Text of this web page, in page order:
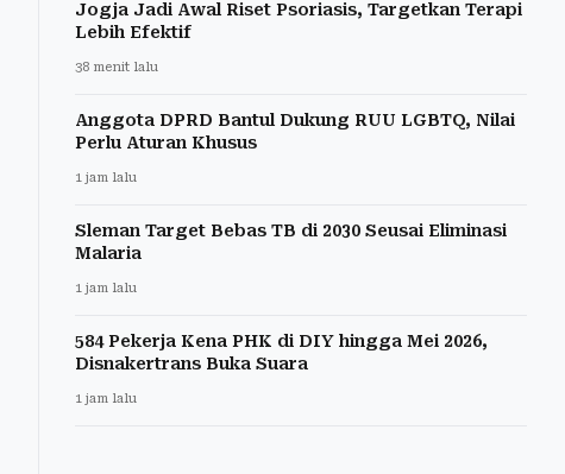
Jogja Jadi Awal Riset Psoriasis, Targetkan Terapi
Lebih Efektif
38 menit lalu
Anggota DPRD Bantul Dukung RUU LGBTQ, Nilai
Perlu Aturan Khusus
1 jam lalu
Sleman Target Bebas TB di 2030 Seusai Eliminasi
Malaria
1 jam lalu
584 Pekerja Kena PHK di DIY hingga Mei 2026,
Disnakertrans Buka Suara
1 jam lalu